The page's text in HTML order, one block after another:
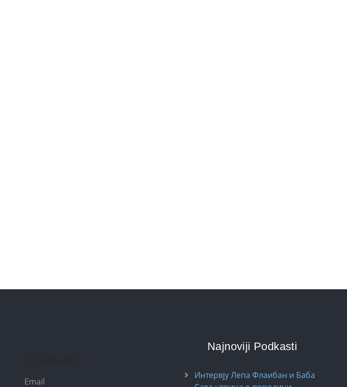
Email
Najnoviji Podkasti
Интервју Лепа Флаибан и Баба